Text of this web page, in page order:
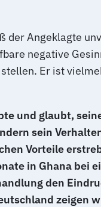
der Angeklagte
negative
Er ist
und glaubt,
sein
Vorteile
in Ghana bei
den
zeigen